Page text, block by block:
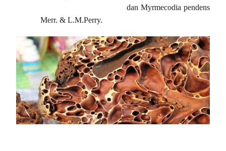
dan Myrmecodia pendens
Merr. & L.M.Perry.